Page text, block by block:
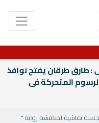
: طارق طرقان يفتح نوافذ
المتحركة فى
نقاشية لمناقشة رواية "